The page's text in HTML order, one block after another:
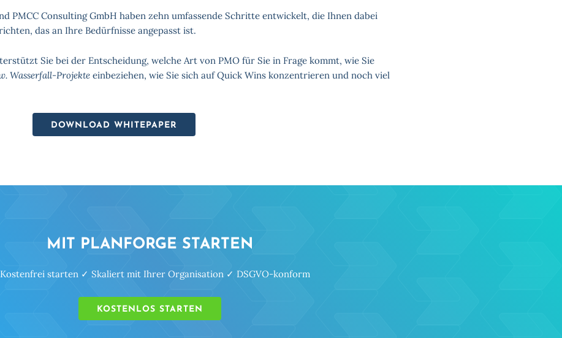
PMCC Consulting GmbH haben zehn umfassende Schritte entwickelt, die Ihnen dabei
das an Ihre Bedürfnisse angepasst ist.
Sie bei der Entscheidung, welche Art von PMO für Sie in Frage kommt, wie Sie
Wasserfall-Projekte einbeziehen, wie Sie sich auf Quick Wins konzentrieren und noch viel
DOWNLOAD WHITEPAPER
MIT PLANFORGE STARTEN
starten ✓ Skaliert mit Ihrer Organisation ✓ DSGVO-konform
KOSTENLOS STARTEN